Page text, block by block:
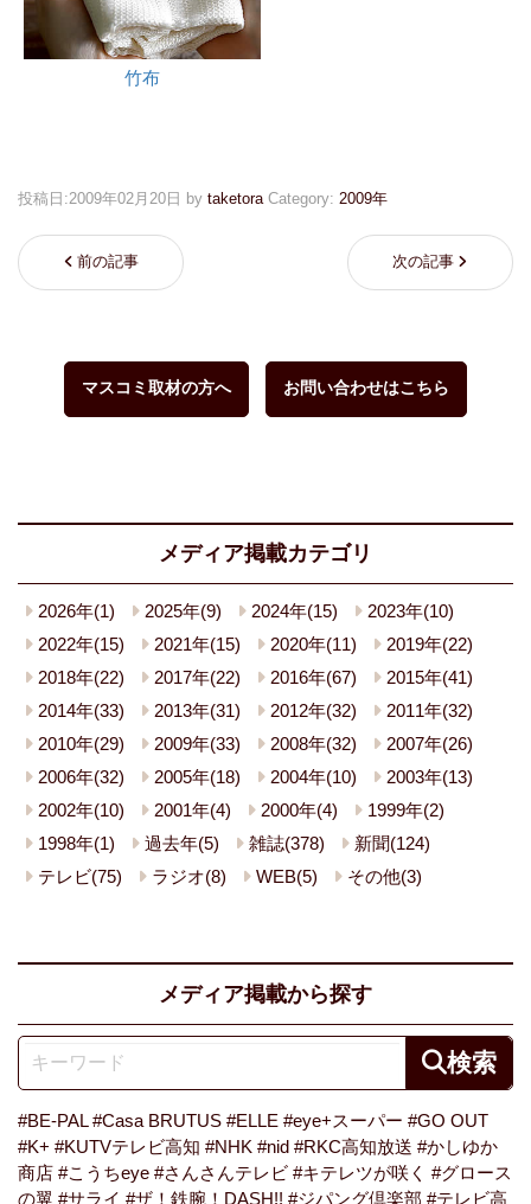
竹布
投稿日:2009年02月20日 by taketora Category: 2009年
前の記事 次の記事
マスコミ取材の方へ お問い合わせはこちら
メディア掲載カテゴリ
2026年(1) 2025年(9) 2024年(15)
2023年(10)
2022年(15)
2021年(15) 2020年(11)
2019年(22)
2018年(22)
2017年(22) 2016年(67)
2015年(41)
2014年(33)
2013年(31) 2012年(32)
2011年(32)
2010年(29)
2009年(33) 2008年(32)
2007年(26)
2006年(32)
2005年(18) 2004年(10)
2003年(13)
2002年(10)
2001年(4) 2000年(4)
1999年(2)
1998年(1)
過去年(5) 雑誌(378)
新聞(124)
テレビ(75)
ラジオ(8) WEB(5) その他(3)
メディア掲載から探す
#BE-PAL #Casa BRUTUS #ELLE #eye+スーパー #GO OUT
#K+ #KUTVテレビ高知 #NHK #nid #RKC高知放送 #かしゆか
商店 #こうちeye #さんさんテレビ #キテレツが咲く #グロース
の翼 #サライ #ザ！鉄腕！DASH!! #ジパング倶楽部 #テレビ高